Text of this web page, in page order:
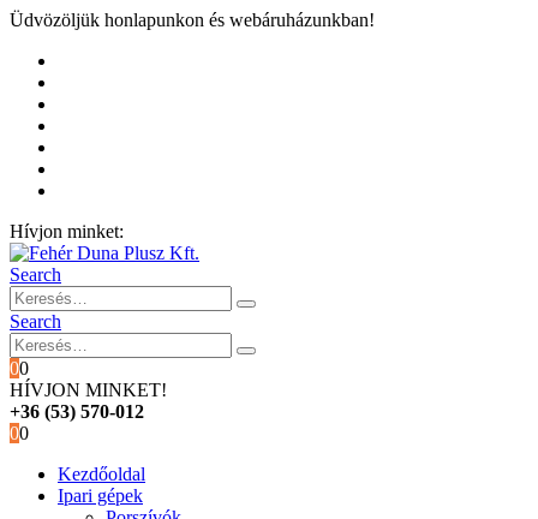
Üdvözöljük honlapunkon és webáruházunkban!
Hívjon minket:
Search
Search
00
HÍVJON MINKET!
+36 (53) 570-012
00
Kezdőoldal
Ipari gépek